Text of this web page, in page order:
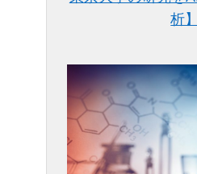
析】